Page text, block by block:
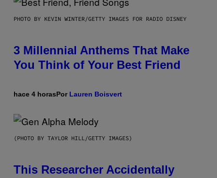
PHOTO BY KEVIN WINTER/GETTY IMAGES FOR RADIO DISNEY
3 Millennial Anthems That Make
You Think of Your Best Friend
hace 4 horasPor Lauren Boisvert
(PHOTO BY TAYLOR HILL/GETTY IMAGES)
This Researcher Accidentally